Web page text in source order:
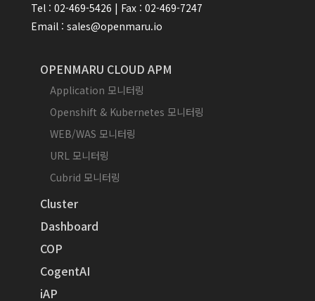
Tel : 02-469-5426 | Fax : 02-469-7247
Email : sales@openmaru.io
OPENMARU CLOUD APM
Application 모니터링
Openshift & Kubernetes 모니터링
WEB/WAS 모니터링
URL 모니터링
Cubrid 모니터링
Cluster
Dashboard
COP
CogentAI
iAP